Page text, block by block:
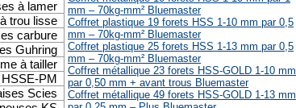
à lamer
trou lisse
carbure
Guhring
à tailler
PM
Scies
mm – 70kg-mm² Bluemaster
Coffret plastique 19 forets HSS 1-10 mm par 0,5
mm – 70kg-mm² Bluemaster
Coffret plastique 25 forets HSS 1-13 mm par 0,5
mm – 70kg-mm² Bluemaster
Coffret métallique 23 forets HSS-GOLD 1-10 mm
par 0,50 mm + avant trous Bluemaster
Coffret métallique 49 forets HSS-GOLD 1-13 mm